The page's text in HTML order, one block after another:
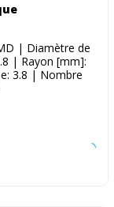
| Diamètre de
| Rayon [mm]:
3.8 | Nombre